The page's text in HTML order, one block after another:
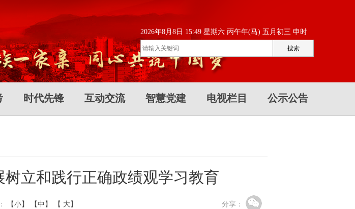
2026年8月8日 15:49 星期六 丙午年(马) 五月初三 申时
时代先锋 互动交流 智慧党建 电视栏目 公示公告
立和践行正确政绩观学习教育
【小】 【中】 【 大】 分享：